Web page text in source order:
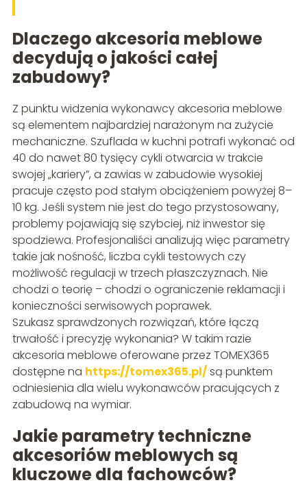
Dlaczego akcesoria meblowe
decydują o jakości całej
zabudowy?
Z punktu widzenia wykonawcy akcesoria meblowe
są elementem najbardziej narażonym na zużycie
mechaniczne. Szuflada w kuchni potrafi wykonać od
40 do nawet 80 tysięcy cykli otwarcia w trakcie
swojej „kariery”, a zawias w zabudowie wysokiej
pracuje często pod stałym obciążeniem powyżej 8–
10 kg. Jeśli system nie jest do tego przystosowany,
problemy pojawiają się szybciej, niż inwestor się
spodziewa. Profesjonaliści analizują więc parametry
takie jak nośność, liczba cykli testowych czy
możliwość regulacji w trzech płaszczyznach. Nie
chodzi o teorię – chodzi o ograniczenie reklamacji i
konieczności serwisowych poprawek.
Szukasz sprawdzonych rozwiązań, które łączą
trwałość i precyzję wykonania? W takim razie
akcesoria meblowe oferowane przez TOMEX365
dostępne na https://tomex365.pl/są punktem
odniesienia dla wielu wykonawców pracujących z
zabudową na wymiar.
Jakie parametry techniczne
akcesoriów meblowych są
kluczowe dla fachowców?